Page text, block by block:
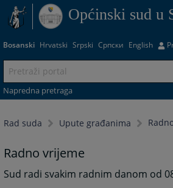
Općinski sud u
Bosanski Hrvatski Srpski Српски English
Napredna pretraga
Rad suda Upute građanima
Radno vrijeme
Sud radi svakim radnim danom od